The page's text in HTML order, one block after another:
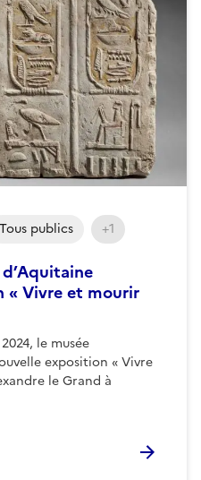
« Vivre et mourir
le musée
exposition « Vivre
le Grand à
Tous publics +1